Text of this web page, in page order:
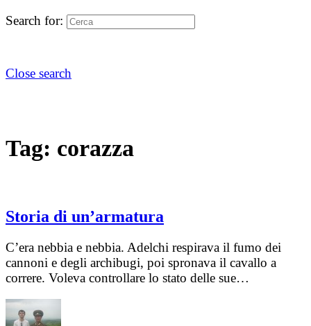
Search for:
Close search
Tag: corazza
Storia di un’armatura
C’era nebbia e nebbia. Adelchi respirava il fumo dei
cannoni e degli archibugi, poi spronava il cavallo a
correre. Voleva controllare lo stato delle sue…